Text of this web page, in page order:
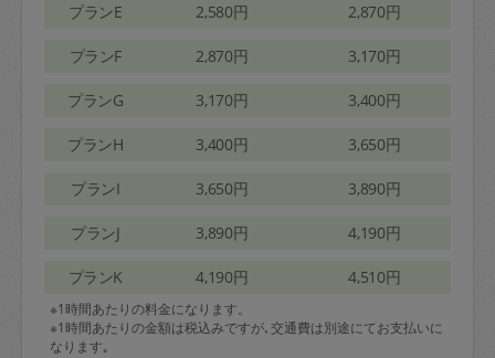
プランE 2,580円 2,870円
プランF 2,870円 3,170円
プランG 3,170円 3,400円
プランH 3,400円 3,650円
プランI 3,650円 3,890円
プランJ 3,890円 4,190円
プランK 4,190円 4,510円
※1時間あたりの料金になります。
※1時間あたりの金額は税込みですが､交通費は別途にてお支払いに
なります｡